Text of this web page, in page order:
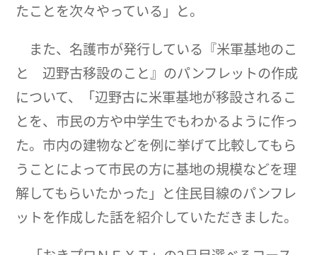
たことを次々やっている」と。
また、名護市が発行している『米軍基地のこ
と 辺野古移設のこと』のパンフレットの作成
について、「辺野古に米軍基地が移設されるこ
とを、市民の方や中学生でもわかるように作っ
た。市内の建物などを例に挙げて比較してもら
うことによって市民の方に基地の規模などを理
解してもらいたかった」と住民目線のパンフレ
ットを作成した話を紹介していただきました。